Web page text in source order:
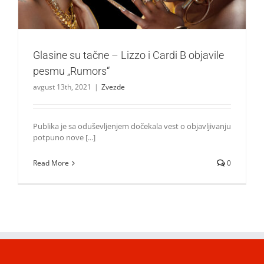
Glasine su tačne – Lizzo i Cardi B objavile
pesmu „Rumors“
avgust 13th, 2021 | Zvezde
Publika je sa oduševljenjem dočekala vest o objavljivanju
potpuno nove [...]
Read More 0